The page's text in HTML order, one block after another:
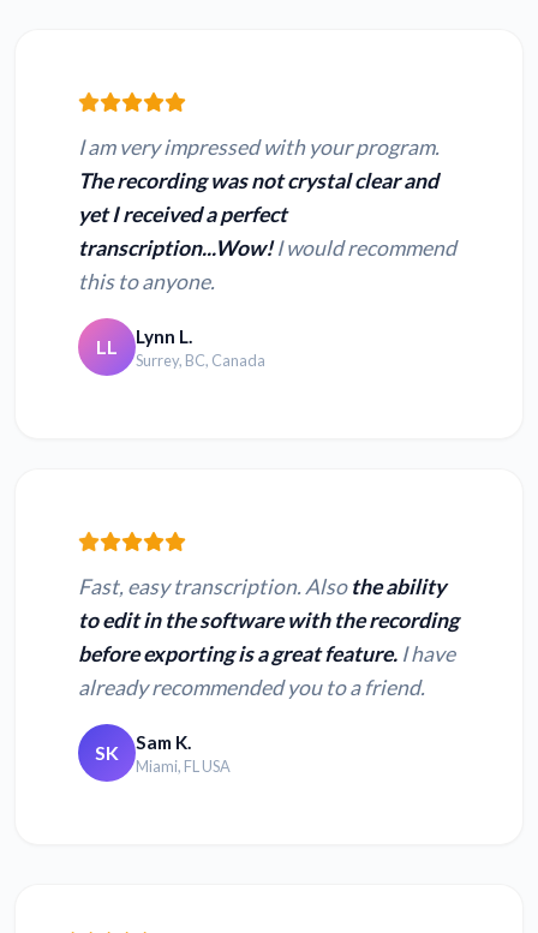
I am very impressed with your program.
The recording was not crystal clear and
yet I received a perfect
transcription...Wow!I would recommend
this to anyone.
LL Lynn L.
Surrey, BC, Canada
Fast, easy transcription. Alsothe ability
to edit in the software with the recording
before exporting is a great feature. I have
already recommended you to a friend.
SK Sam K.
Miami, FL USA